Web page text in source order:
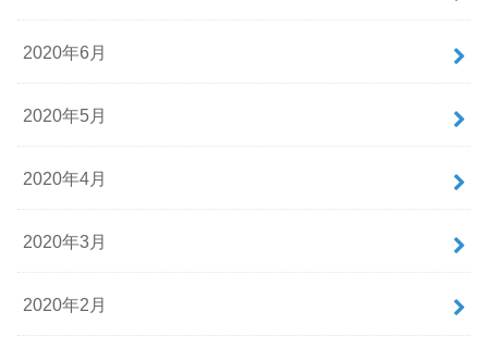
2020年6月
2020年5月
2020年4月
2020年3月
2020年2月